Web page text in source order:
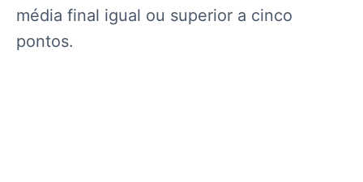
média final igual ou superior a cinco
pontos.